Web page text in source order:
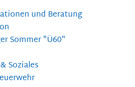
und Beratung
Sommer "Ü60"
Soziales